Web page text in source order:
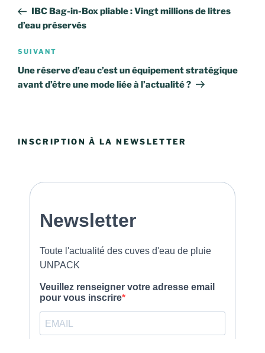
l’article
précédent
IBC Bag-in-Box pliable : Vingt millions de litres
d’eau préservés
Article
suivant
SUIVANT
Une réserve d’eau c’est un équipement stratégique
avant d’être une mode liée à l’actualité ?
INSCRIPTION À LA NEWSLETTER